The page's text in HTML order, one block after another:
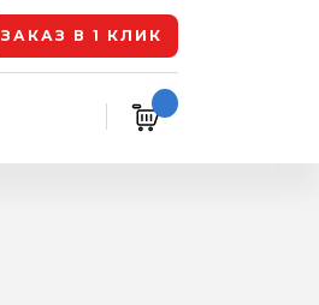
ЗАКАЗ В 1 КЛИК